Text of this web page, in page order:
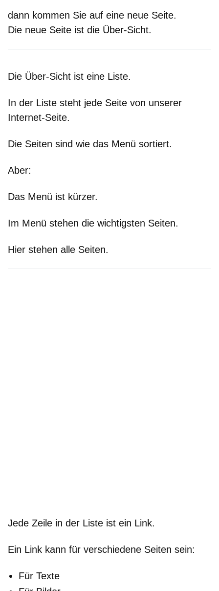
dann kommen Sie auf eine neue Seite.
Die neue Seite ist die Über-Sicht.
Die Über-Sicht ist eine Liste.
In der Liste steht jede Seite von unserer
Internet-Seite.
Die Seiten sind wie das Menü sortiert.
Aber:
Das Menü ist kürzer.
Im Menü stehen die wichtigsten Seiten.
Hier stehen alle Seiten.
Jede Zeile in der Liste ist ein Link.
Ein Link kann für verschiedene Seiten sein:
Für Texte